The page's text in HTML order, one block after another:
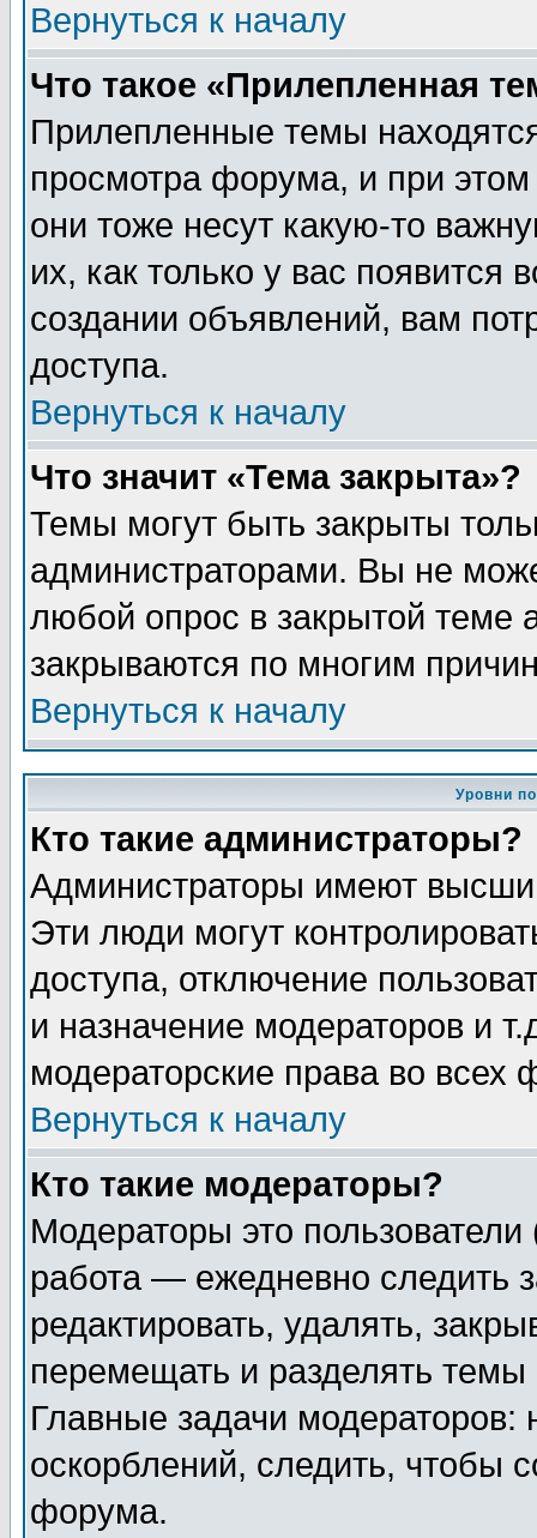
Вернуться к началу
Что такое «Прилепленная
Прилепленные темы
просмотра форума, и при
они тоже несут какую-то
их, как только у вас появится
создании объявлений, вам
доступа.
Вернуться к началу
Что значит «Тема закрыта»?
Темы могут быть закрыты
администраторами. Вы не
любой опрос в закрытой теме
закрываются по многим
Вернуться к началу
Уровни
Кто такие администраторы?
Администраторы имеют
Эти люди могут
доступа, отключение
и назначение модераторов и
модераторские права во всех
Вернуться к началу
Кто такие модераторы?
Модераторы это
работа — ежедневно следить
редактировать, удалять,
перемещать и разделять
Главные задачи
оскорблений, следить, чтобы
форума.